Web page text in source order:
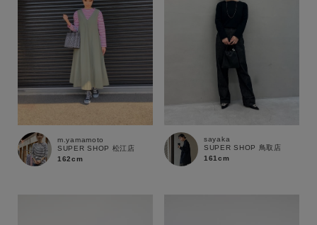
商品タイプ
通常商品 予約商品
セール価格 WEB限定
在庫あり 在庫なし含む
m.yamamoto
SUPER SHOP 松江店
162cm
sayaka
SUPER SHOP 鳥取店
161cm